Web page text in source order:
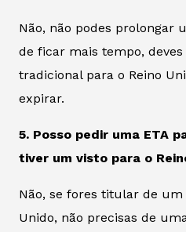
Não, não podes prolongar
de ficar mais tempo,
tradicional para o Reino
expirar.
5. Posso pedir uma ETA
tiver um visto para o
Não, se fores titular de um
Unido, não precisas de